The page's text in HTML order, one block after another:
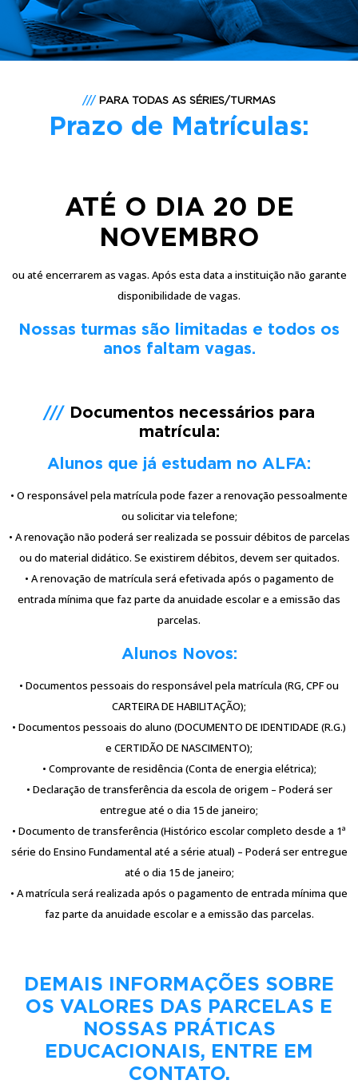
MATRÍCULAS
/// PARA TODAS AS SÉRIES/TURMAS
Prazo de Matrículas:
ATÉ O DIA 20 DE
NOVEMBRO
ou até encerrarem as vagas. Após esta data a instituição não garante
disponibilidade de vagas.
Nossas turmas são limitadas e todos os
anos faltam vagas.
/// Documentos necessários para
matrícula:
Alunos que já estudam no ALFA:
• O responsável pela matrícula pode fazer a renovação pessoalmente
ou solicitar via telefone;
• A renovação não poderá ser realizada se possuir débitos de parcelas
ou do material didático. Se existirem débitos, devem ser quitados.
• A renovação de matrícula será efetivada após o pagamento de
entrada mínima que faz parte da anuidade escolar e a emissão das
parcelas.
Alunos Novos:
• Documentos pessoais do responsável pela matrícula (RG, CPF ou
CARTEIRA DE HABILITAÇÃO);
• Documentos pessoais do aluno (DOCUMENTO DE IDENTIDADE (R.G.)
e CERTIDÃO DE NASCIMENTO);
• Comprovante de residência (Conta de energia elétrica);
• Declaração de transferência da escola de origem – Poderá ser
entregue até o dia 15 de janeiro;
• Documento de transferência (Histórico escolar completo desde a 1ª
série do Ensino Fundamental até a série atual) – Poderá ser entregue
até o dia 15 de janeiro;
• A matrícula será realizada após o pagamento de entrada mínima que
faz parte da anuidade escolar e a emissão das parcelas.
DEMAIS INFORMAÇÕES SOBRE
OS VALORES DAS PARCELAS E
NOSSAS PRÁTICAS
EDUCACIONAIS, ENTRE EM
CONTATO.